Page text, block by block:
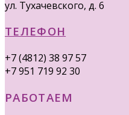
ул. Тухачевского, д. 6
ТЕЛЕФОН
+7 (4812) 38 97 57
+7 951 719 92 30
РАБОТАЕМ